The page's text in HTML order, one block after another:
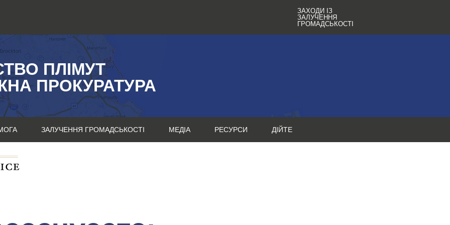
ЗАХОДИ ІЗ
ЗАЛУЧЕННЯ
ГРОМАДСЬКОСТІ
ПЛІМУТ
ПРОКУРАТУРА
ЗАЛУЧЕННЯ ГРОМАДСЬКОСТІ МЕДІА РЕСУРСИ ДІЙТЕ